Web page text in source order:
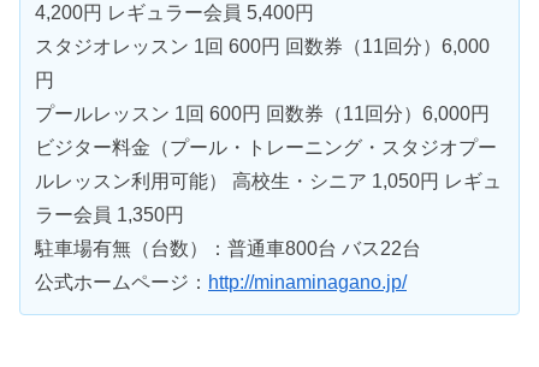
4,200円 レギュラー会員 5,400円
スタジオレッスン 1回 600円 回数券（11回分）6,000
円
プールレッスン 1回 600円 回数券（11回分）6,000円
ビジター料金（プール・トレーニング・スタジオプー
ルレッスン利用可能） 高校生・シニア 1,050円 レギュ
ラー会員 1,350円
駐車場有無（台数）：普通車800台 バス22台
公式ホームページ： http://minaminagano.jp/